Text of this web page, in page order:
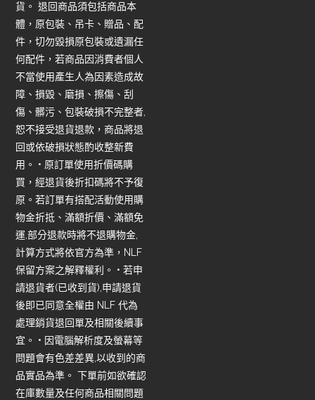
貨。 退回商品須包括商品本
體，原包裝、吊卡、贈品、配
件，切勿毀損原包裝或遺漏任
何配件，若商品因消費者個人
不當使用產生人為因素造成故
障、損毀、磨損、擦傷、刮
傷、髒污、包裝破損不完整者,
恕不接受退貨退款，商品將退
回或依破損狀態酌收整新費
用。 • 原訂單使用折價碼購
買，經退貨後折扣碼將不予復
原。若訂單有搭配活動使用購
物金折抵、滿額折價、滿額免
運,部分退款時將不退購物金,
計算方式將依官方為準，NLF
保留方案之解釋權利。 • 若申
請退貨者(已收到貨),申請退貨
後即已同意全權由 NLF 代為
處理銷貨退回單及相關後續事
宜。 • 因電腦解析度及螢幕等
問題會有色差差異,以收到的商
品實品為準。 下單前如欲確認
在庫數量及任何商品相關問題